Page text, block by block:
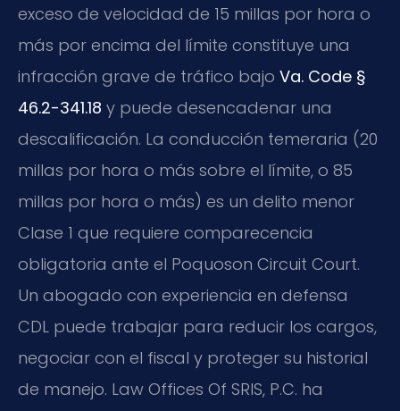
exceso de velocidad de 15 millas por hora o
más por encima del límite constituye una
infracción grave de tráfico bajo Va. Code §
46.2-341.18 y puede desencadenar una
descalificación. La conducción temeraria (20
millas por hora o más sobre el límite, o 85
millas por hora o más) es un delito menor
Clase 1 que requiere comparecencia
obligatoria ante el Poquoson Circuit Court.
Un abogado con experiencia en defensa
CDL puede trabajar para reducir los cargos,
negociar con el fiscal y proteger su historial
de manejo. Law Offices Of SRIS, P.C. ha